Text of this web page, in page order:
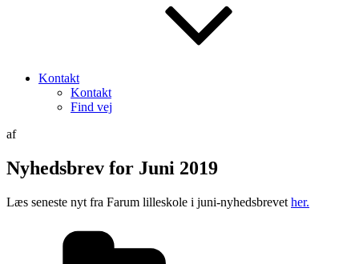
Kontakt
Kontakt
Find vej
Udgivet
af
Nyhedsbrev for Juni 2019
Læs seneste nyt fra Farum lilleskole i juni-nyhedsbrevet her.